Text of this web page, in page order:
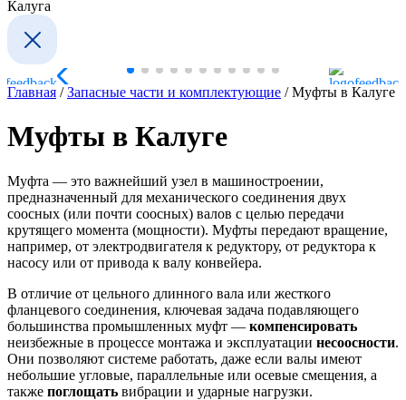
Калуга
Главная /Запасные части и комплектующие /Муфты в Калуге
Муфты в Калуге
Муфта — это важнейший узел в машиностроении,
предназначенный для механического соединения двух
соосных (или почти соосных) валов с целью передачи
крутящего момента (мощности). Муфты передают вращение,
например, от электродвигателя к редуктору, от редуктора к
насосу или от привода к валу конвейера.
В отличие от цельного длинного вала или жесткого
фланцевого соединения, ключевая задача подавляющего
большинства промышленных муфт — компенсировать
неизбежные в процессе монтажа и эксплуатации несоосности.
Они позволяют системе работать, даже если валы имеют
небольшие угловые, параллельные или осевые смещения, а
также поглощать вибрации и ударные нагрузки.